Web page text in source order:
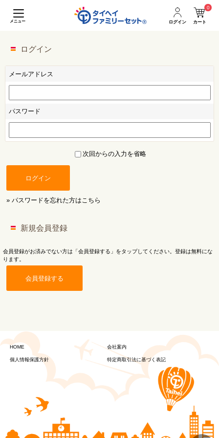
メニュー ログイン カート
0
ログイン
メールアドレス
パスワード
次回からの入力を省略
ログイン
» パスワードを忘れた方はこちら
新規会員登録
会員登録がお済みでない方は「会員登録する」をタップしてください。登録は無料にな
ります。
会員登録する
HOME 会社案内
個人情報保護方針 特定商取引法に基づく表記